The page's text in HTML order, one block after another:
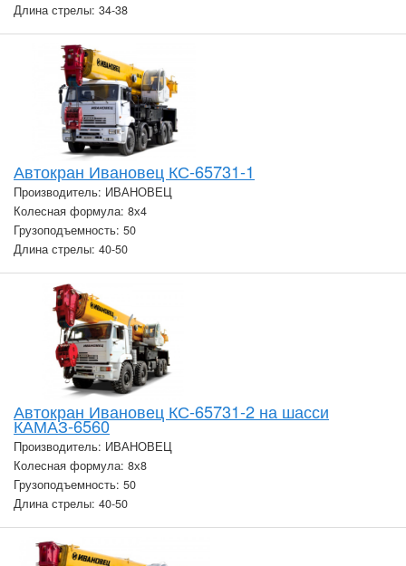
Длина стрелы: 34-38
Автокран Ивановец КС-65731-1
Производитель: ИВАНОВЕЦ
Колесная формула: 8х4
Грузоподъемность: 50
Длина стрелы: 40-50
Автокран Ивановец КС-65731-2 на шасси
КАМАЗ-6560
Производитель: ИВАНОВЕЦ
Колесная формула: 8х8
Грузоподъемность: 50
Длина стрелы: 40-50